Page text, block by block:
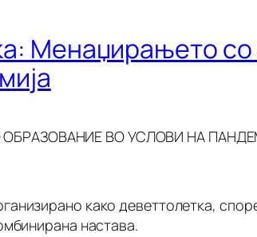
Менаџирањето
ВО УСЛОВИ НА
како деветтолетка,
настава.